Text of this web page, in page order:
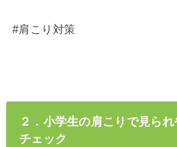
#肩こり対策
２．小学生の肩こりで見ら
チェック